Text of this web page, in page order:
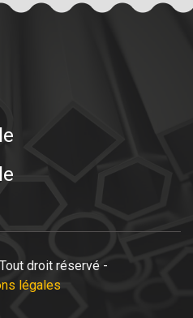
droit réservé -
légales